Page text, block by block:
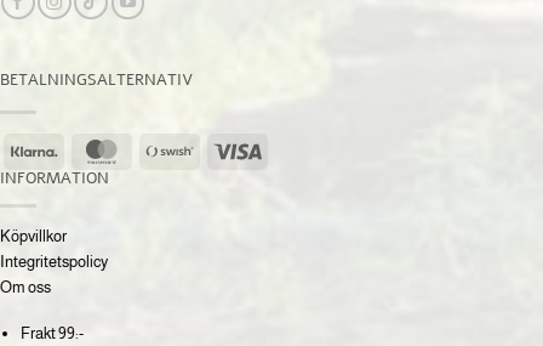
BETALNINGSALTERNATIV
Klarna MasterCardSwish
INFORMATION
Köpvillkor
Integritetspolicy
Om oss
Frakt 99:-